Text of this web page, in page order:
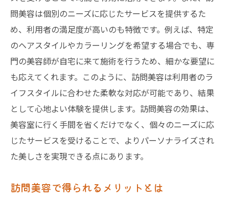
問美容は個別のニーズに応じたサービスを提供するた
め、利用者の満足度が高いのも特徴です。例えば、特定
のヘアスタイルやカラーリングを希望する場合でも、専
門の美容師が自宅に来て施術を行うため、細かな要望に
も応えてくれます。このように、訪問美容は利用者のラ
イフスタイルに合わせた柔軟な対応が可能であり、結果
として心地よい体験を提供します。訪問美容の効果は、
美容室に行く手間を省くだけでなく、個々のニーズに応
じたサービスを受けることで、よりパーソナライズされ
た美しさを実現できる点にあります。
訪問美容で得られるメリットとは